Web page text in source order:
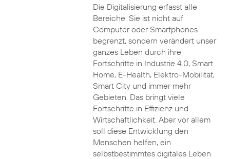
Die Digitalisierung erfasst alle
Bereiche. Sie ist nicht auf
Computer oder Smartphones
begrenzt, sondern verändert unser
ganzes Leben durch ihre
Fortschritte in Industrie 4.0, Smart
Home, E-Health, Elektro-Mobilität,
Smart City und immer mehr
Gebieten. Das bringt viele
Fortschritte in Effizienz und
Wirtschaftlichkeit. Aber vor allem
soll diese Entwicklung den
Menschen helfen, ein
selbstbestimmtes digitales Leben